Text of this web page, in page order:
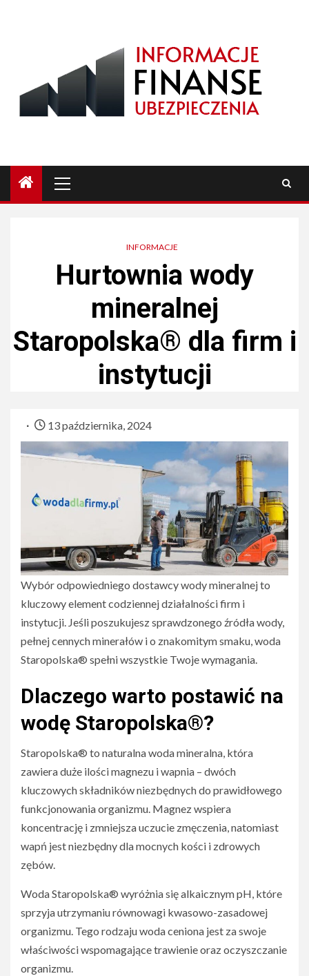
główne
INFORMACJE
Hurtownia wody
mineralnej
Staropolska® dla firm i
instytucji
13 października, 2024
Wybór odpowiedniego dostawcy wody mineralnej to
kluczowy element codziennej działalności firm i
instytucji. Jeśli poszukujesz sprawdzonego źródła wody,
pełnej cennych minerałów i o znakomitym smaku, woda
Staropolska® spełni wszystkie Twoje wymagania.
Dlaczego warto postawić na
wodę Staropolska®?
Staropolska® to naturalna woda mineralna, która
zawiera duże ilości magnezu i wapnia – dwóch
kluczowych składników niezbędnych do prawidłowego
funkcjonowania organizmu. Magnez wspiera
koncentrację i zmniejsza uczucie zmęczenia, natomiast
wapń jest niezbędny dla mocnych kości i zdrowych
zębów.
Woda Staropolska® wyróżnia się alkaicznym pH, które
sprzyja utrzymaniu równowagi kwasowo-zasadowej
organizmu. Tego rodzaju woda ceniona jest za swoje
właściwości wspomagające trawienie oraz oczyszczanie
organizmu.